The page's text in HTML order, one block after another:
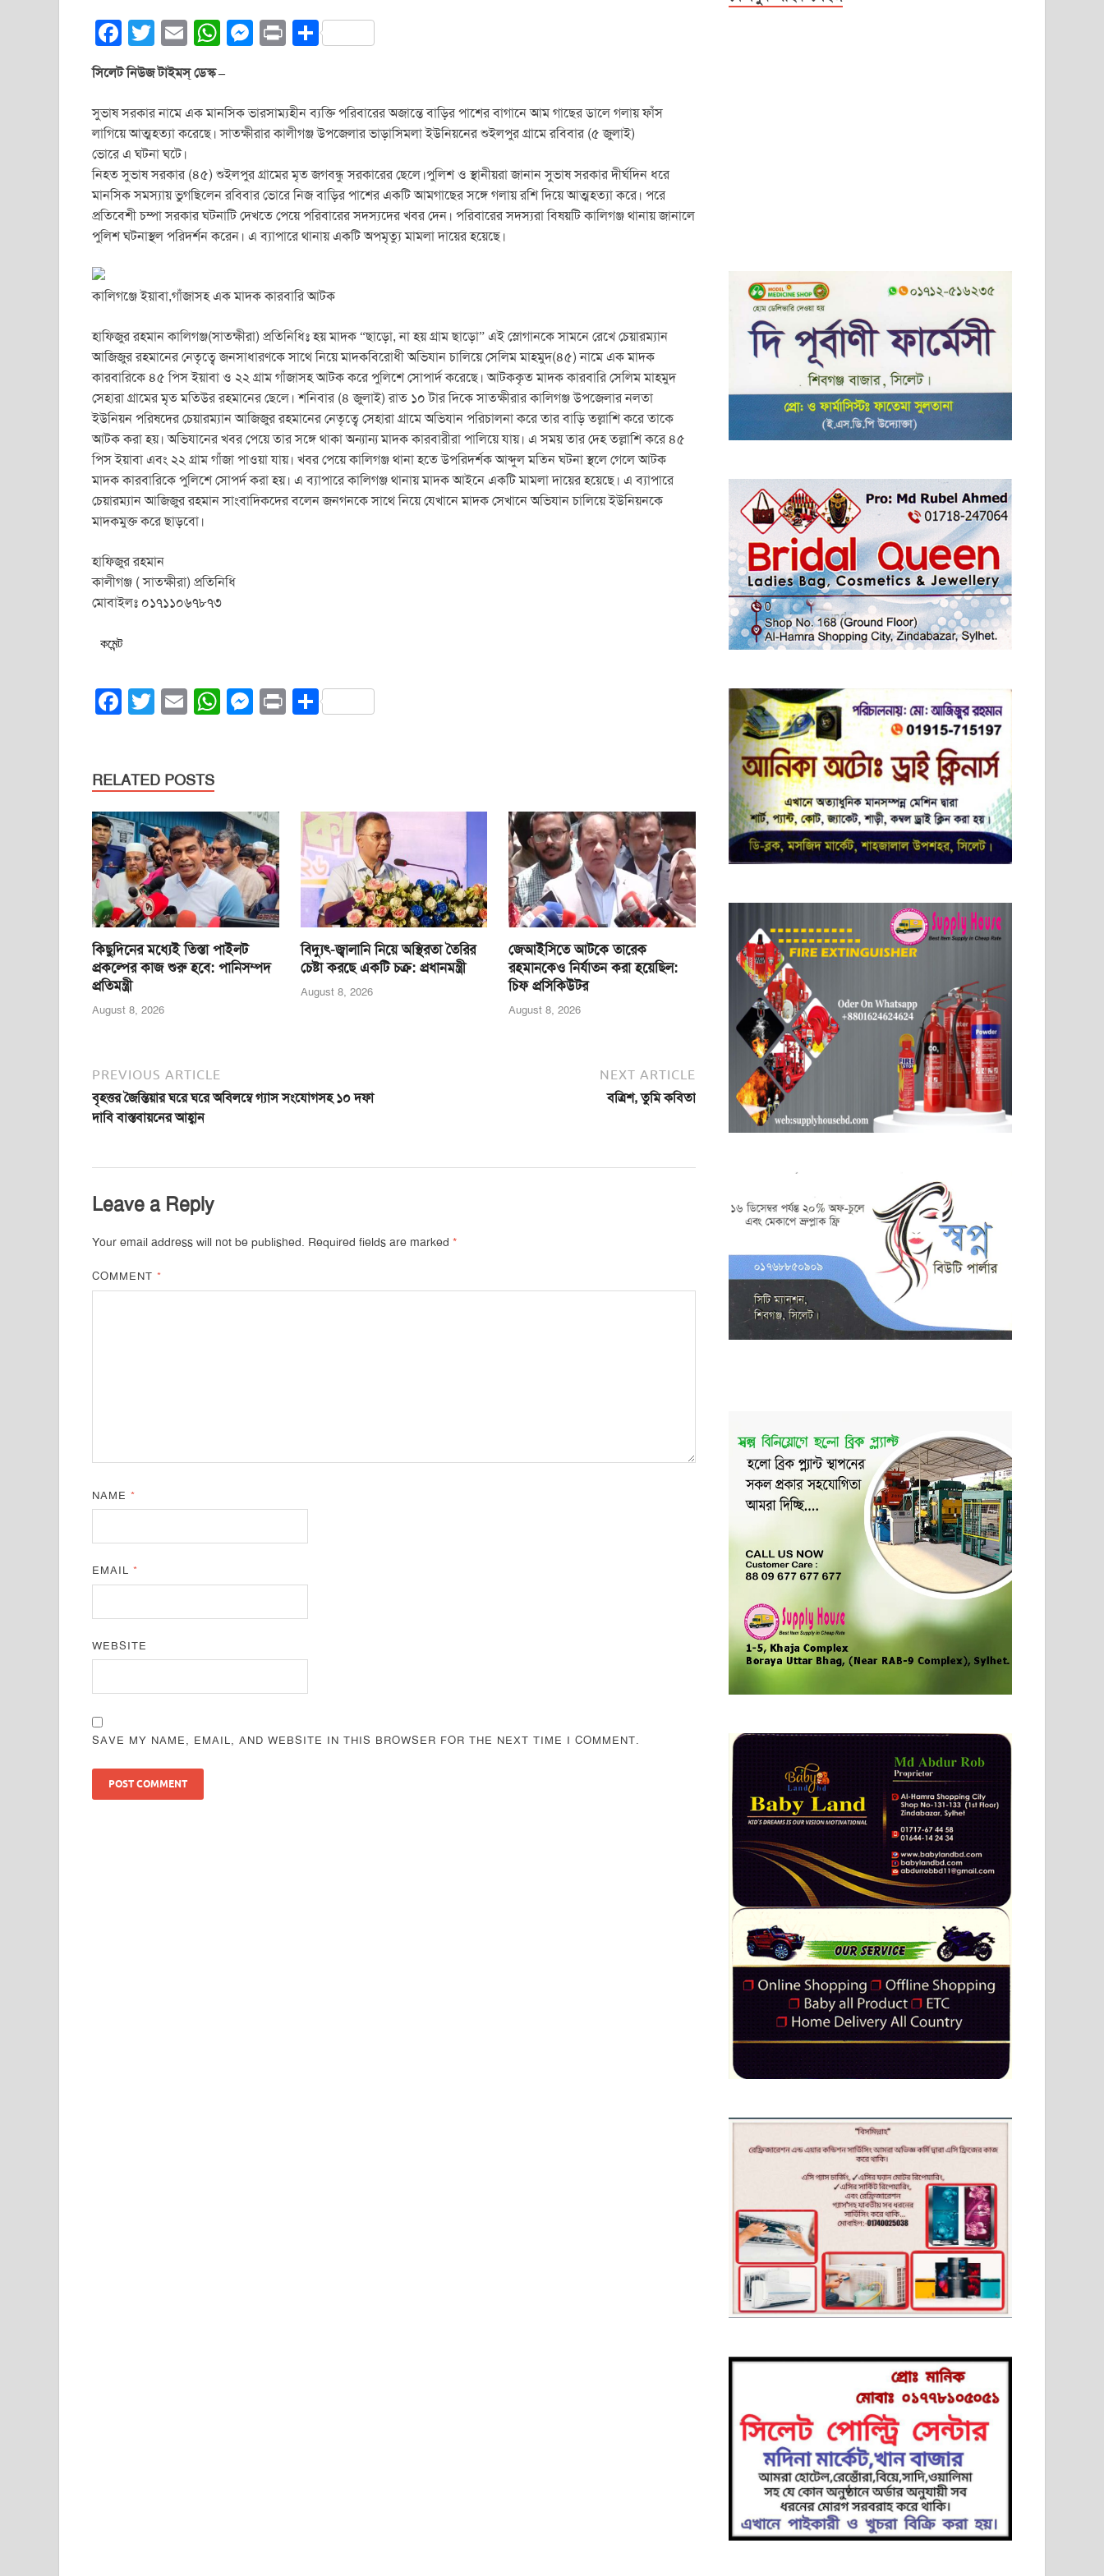
F
a
c
e
b
o
o
k
T
wi
tt
er
E
m
ail
W
at
s
A
p
p
M
e
n
g
er
Pr S
e
সিলেট নিউজ টাইমস্ ডেস্ক –
সুভাষ সরকার নামে এক মানসিক ভারসাম্যহীন ব্যক্তি পরিবারের অজান্তে বাড়ির পাশের বাগানে আম গাছের ডালে গলায় ফাঁস
লাগিয়ে আত্মহত্যা করেছে। সাতক্ষীরার কালীগঞ্জ উপজেলার ভাড়াসিমলা ইউনিয়নের শুইলপুর গ্রামে রবিবার (৫ জুলাই)
ভোরে এ ঘটনা ঘটে।
নিহত সুভাষ সরকার (৪৫) শুইলপুর গ্রামের মৃত জগবন্ধু সরকারের ছেলে।পুলিশ ও স্থানীয়রা জানান সুভাষ সরকার দীর্ঘদিন ধরে
মানসিক সমস্যায় ভুগছিলেন রবিবার ভোরে নিজ বাড়ির পাশের একটি আমগাছের সঙ্গে গলায় রশি দিয়ে আত্মহত্যা করে। পরে
প্রতিবেশী চম্পা সরকার ঘটনাটি দেখতে পেয়ে পরিবারের সদস্যদের খবর দেন। পরিবারের সদস্যরা বিষয়টি কালিগঞ্জ থানায় জানালে
পুলিশ ঘটনাস্থল পরিদর্শন করেন। এ ব্যাপারে থানায় একটি অপমৃত্যু মামলা দায়ের হয়েছে।
কালিগঞ্জে ইয়াবা,গাঁজাসহ এক মাদক কারবারি আটক
হাফিজুর রহমান কালিগঞ্জ(সাতক্ষীরা) প্রতিনিধিঃ হয় মাদক “ছাড়ো, না হয় গ্রাম ছাড়ো” এই স্লোগানকে সামনে রেখে চেয়ারম্যান
আজিজুর রহমানের নেতৃত্বে জনসাধারণকে সাথে নিয়ে মাদকবিরোধী অভিযান চালিয়ে সেলিম মাহমুদ(৪৫) নামে এক মাদক
কারবারিকে ৪৫ পিস ইয়াবা ও ২২ গ্রাম গাঁজাসহ আটক করে পুলিশে সোপার্দ করেছে। আটককৃত মাদক কারবারি সেলিম মাহমুদ
সেহারা গ্রামের মৃত মতিউর রহমানের ছেলে। শনিবার (৪ জুলাই) রাত ১০ টার দিকে সাতক্ষীরার কালিগঞ্জ উপজেলার নলতা
ইউনিয়ন পরিষদের চেয়ারম্যান আজিজুর রহমানের নেতৃত্বে সেহারা গ্রামে অভিযান পরিচালনা করে তার বাড়ি তল্লাশি করে তাকে
আটক করা হয়। অভিযানের খবর পেয়ে তার সঙ্গে থাকা অন্যান্য মাদক কারবারীরা পালিয়ে যায়। এ সময় তার দেহ তল্লাশি করে ৪৫
পিস ইয়াবা এবং ২২ গ্রাম গাঁজা পাওয়া যায়। খবর পেয়ে কালিগঞ্জ থানা হতে উপরিদর্শক আব্দুল মতিন ঘটনা স্থলে গেলে আটক
মাদক কারবারিকে পুলিশে সোপর্দ করা হয়। এ ব্যাপারে কালিগঞ্জ থানায় মাদক আইনে একটি মামলা দায়ের হয়েছে। এ ব্যাপারে
চেয়ারম্যান আজিজুর রহমান সাংবাদিকদের বলেন জনগনকে সাথে নিয়ে যেখানে মাদক সেখানে অভিযান চালিয়ে ইউনিয়নকে
মাদকমুক্ত করে ছাড়বো।
হাফিজুর রহমান
কালীগঞ্জ ( সাতক্ষীরা) প্রতিনিধি
মোবাইলঃ ০১৭১১০৬৭৮৭৩
কমেন্ট
F
e
b
o
o
k
T
er
E
W
A
p
p
M
n
g
er
Pr S
RELATED POSTS
কিছুদিনের মধ্যেই তিস্তা পাইলট
প্রকল্পের কাজ শুরু হবে: পানিসম্পদ
প্রতিমন্ত্রী
August 8, 2026
বিদ্যুৎ-জ্বালানি নিয়ে অস্থিরতা তৈরির
চেষ্টা করছে একটি চক্র: প্রধানমন্ত্রী
August 8, 2026
জেআইসিতে আটকে তারেক
রহমানকেও নির্যাতন করা হয়েছিল:
চিফ প্রসিকিউটর
August 8, 2026
PREVIOUS ARTICLE
বৃহত্তর জৈন্তিয়ার ঘরে ঘরে অবিলম্বে গ্যাস সংযোগসহ ১০ দফা
দাবি বাস্তবায়নের আহ্বান
NEXT ARTICLE
বত্রিশ, তুমি কবিতা
Leave a Reply
Your email address will not be published. Required fields are marked *
COMMENT*
NAME*
EMAIL*
WEBSITE
SAVE MY NAME, EMAIL, AND WEBSITE IN THIS BROWSER FOR THE NEXT TIME I COMMENT.